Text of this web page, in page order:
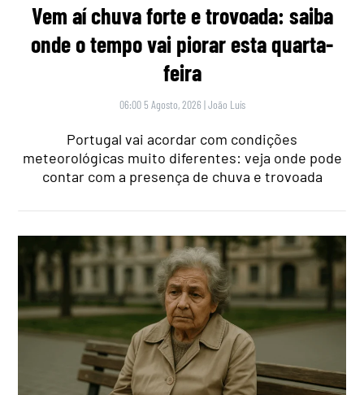
Vem aí chuva forte e trovoada: saiba
onde o tempo vai piorar esta quarta-
feira
06:00 5 Agosto, 2026 |João Luís
Portugal vai acordar com condições
meteorológicas muito diferentes: veja onde pode
contar com a presença de chuva e trovoada